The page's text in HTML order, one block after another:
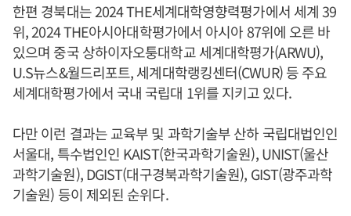
한편 경북대는 2024 THE세계대학영향력평가에서 세계 39
위, 2024 THE아시아대학평가에서 아시아 87위에 오른 바
있으며 중국 상하이자오퉁대학교 세계대학평가(ARWU),
U.S뉴스&월드리포트, 세계대학랭킹센터(CWUR) 등 주요
세계대학평가에서 국내 국립대 1위를 지키고 있다.
다만 이런 결과는 교육부 및 과학기술부 산하 국립대법인인
서울대, 특수법인인 KAIST(한국과학기술원), UNIST(울산
과학기술원), DGIST(대구경북과학기술원), GIST(광주과학
기술원) 등이 제외된 순위다.